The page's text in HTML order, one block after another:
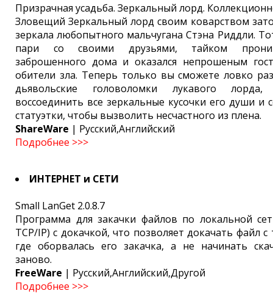
Призрачная усадьба. Зеркальный лорд.
Зловещий Зеркальный лорд своим коварством
зеркала любопытного мальчугана Стэна Риддли.
пари со своими друзьями, тайком
заброшенного дома и оказался непрошеным
обители зла. Теперь только вы сможете ловко
дьявольские головоломки лукавого лорда,
воссоединить все зеркальные кусочки его души и
статуэтки, чтобы вызволить несчастного из плена.
ShareWare | Русский,Английский
Подробнее >>>
ИНТЕРНЕТ и СЕТИ
Small LanGet 2.0.8.7
Программа для закачки файлов по локальной
TCP/IP) с докачкой, что позволяет докачать файл с
где оборвалась его закачка, а не начинать
заново.
FreeWare | Русский,Английский,Другой
Подробнее >>>